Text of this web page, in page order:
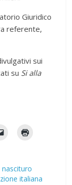
Giuridico
referente,
sui
su Si alla
italiana